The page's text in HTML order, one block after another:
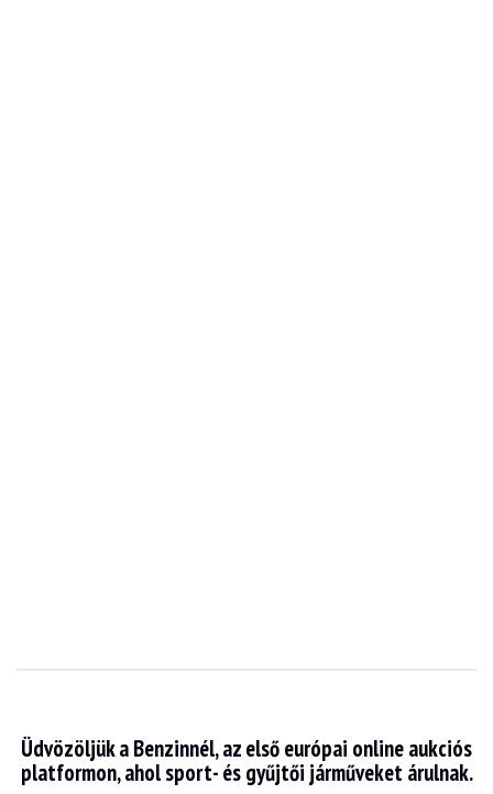
L'Alpina E36 est une voiture emblématique produite entre 1992 et 1996,
Üdvözöljük a Benzinnél, az első európai online aukciós
platformon, ahol sport- és gyűjtői járműveket árulnak.